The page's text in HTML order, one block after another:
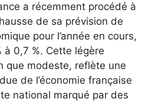
a récemment procédé à
de sa prévision de
pour l’année en cours,
à 0,7 %. Cette légère
que modeste, reflète une
de l’économie française
national marqué par des